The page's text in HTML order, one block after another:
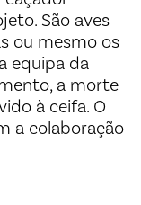
São aves
ou mesmo os
equipa da
a morte
à ceifa. O
a colaboração